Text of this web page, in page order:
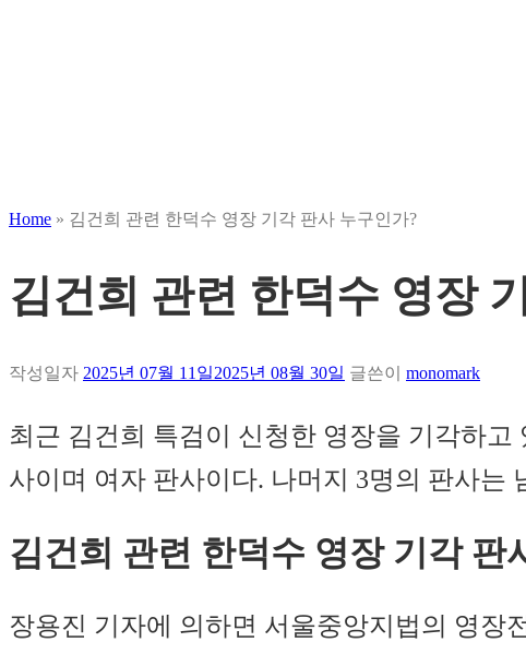
Home » 김건희 관련 한덕수 영장 기각 판사 누구인가?
김건희 관련 한덕수 영장
작성일자 2025년 07월 11일2025년 08월 30일 글쓴이 monomark
최근 김건희 특검이 신청한 영장을 기각하
사이며 여자 판사이다. 나머지 3명의 판사는
김건희 관련 한덕수 영장 기각 판
장용진 기자에 의하면 서울중앙지법의 영장